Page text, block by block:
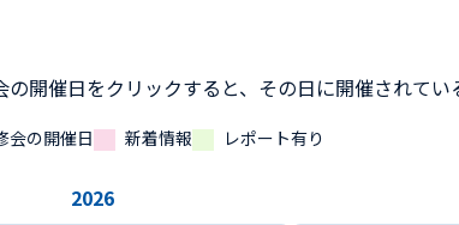
の開催日をクリックすると、その日に開催されてい
会の開催日 新着情報 レポート有り
2026